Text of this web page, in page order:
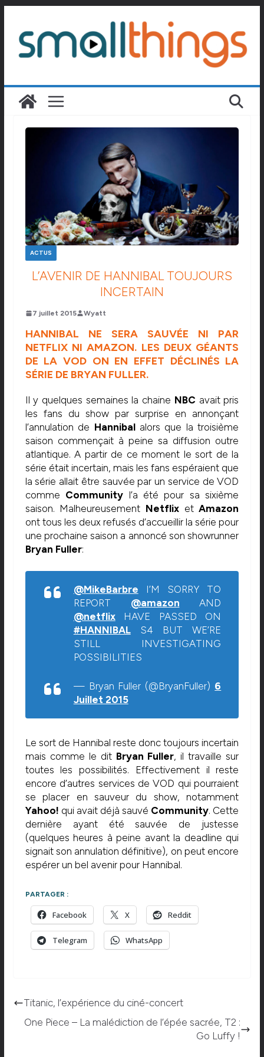
contenu
ACTUS
L’AVENIR DE HANNIBAL TOUJOURS
INCERTAIN
7 juillet 2015 Wyatt
HANNIBAL NE SERA SAUVÉE NI PAR
NETFLIX NI AMAZON. LES DEUX GÉANTS
DE LA VOD ON EN EFFET DÉCLINÉS LA
SÉRIE DE BRYAN FULLER.
Il y quelques semaines la chaine NBC avait pris
les fans du show par surprise en annonçant
l’annulation de Hannibalalors que la troisième
saison commençait à peine sa diffusion outre
atlantique. A partir de ce moment le sort de la
série était incertain, mais les fans espéraient que
la série allait être sauvée par un service de VOD
comme Community l’a été pour sa sixième
saison. Malheureusement Netflix etAmazon
ont tous les deux refusés d’accueillir la série pour
une prochaine saison a annoncé son showrunner
Bryan Fuller:
@MikeBarbre I’M SORRY TO
REPORT @amazon AND
@netflixHAVE PASSED ON
#HANNIBALS4 BUT WE’RE
STILL INVESTIGATING
POSSIBILITIES
— Bryan Fuller (@BryanFuller) 6
Juillet 2015
Le sort de Hannibal reste donc toujours incertain
mais comme le dit Bryan Fuller, il travaille sur
toutes les possibilités. Effectivement il reste
encore d’autres services de VOD qui pourraient
se placer en sauveur du show, notamment
Yahoo! qui avait déjà sauvé Community. Cette
dernière ayant été sauvée de justesse
(quelques heures à peine avant la deadline qui
signait son annulation définitive), on peut encore
espérer un bel avenir pour Hannibal.
PARTAGER :
Facebook X Reddit
Telegram WhatsApp
Titanic, l’expérience du ciné-concert
One Piece – La malédiction de l’épée sacrée, T2 :
Go Luffy !